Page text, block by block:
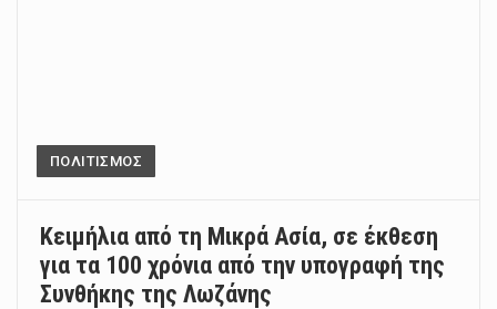
ΠΟΛΙΤΙΣΜΟΣ
Κειμήλια από τη Μικρά Ασία, σε έκθεση
για τα 100 χρόνια από την υπογραφή της
Συνθήκης της Λωζάνης